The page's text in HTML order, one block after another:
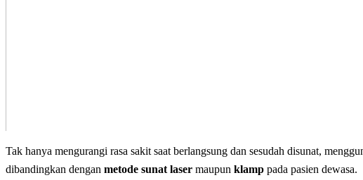
Tak hanya mengurangi rasa sakit saat berlangsung dan sesudah disunat,
dibandingkan dengan metode sunat laser maupun klamp pada pasien dewasa.